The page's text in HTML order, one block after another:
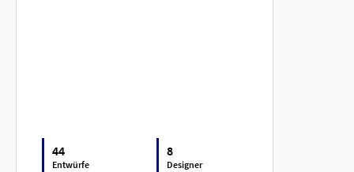
44
Entwürfe
8
Designer